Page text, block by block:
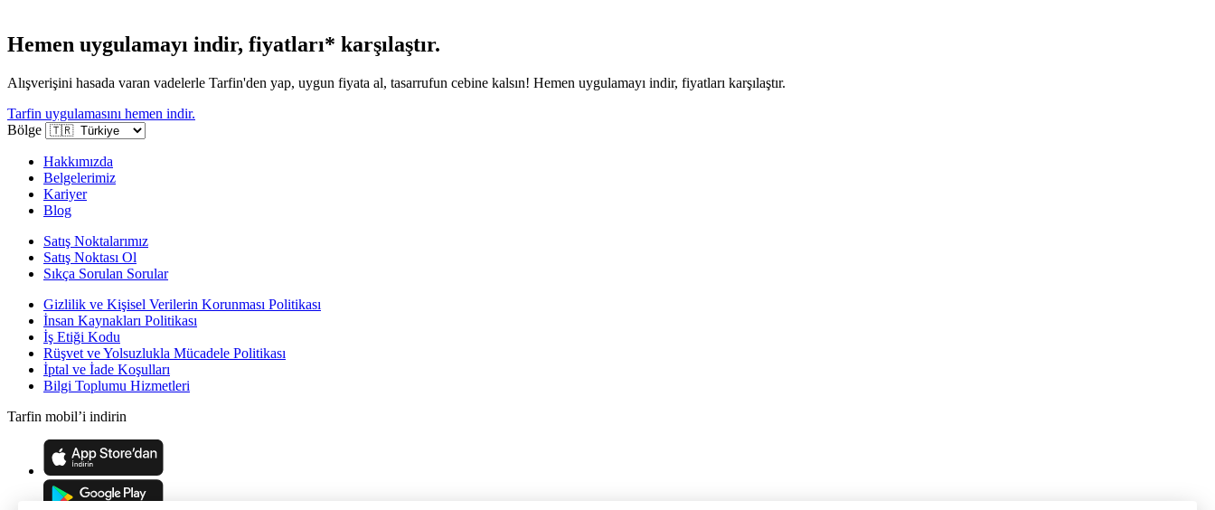
Hemen uygulamayı indir, fiyatları* karşılaştır.
Alışverişini hasada varan vadelerle Tarfin'den yap, uygun fiyata al, tasarrufun cebine kalsın! Hemen uygulamayı indir, fiyatları karşılaştır.
Tarfin uygulamasını hemen indir.
Bölge
Hakkımızda
Belgelerimiz
Kariyer
Blog
Satış Noktalarımız
Satış Noktası Ol
Sıkça Sorulan Sorular
Gizlilik ve Kişisel Verilerin Korunması Politikası
İnsan Kaynakları Politikası
İş Etiği Kodu
Rüşvet ve Yolsuzlukla Mücadele Politikası
İptal ve İade Koşulları
Bilgi Toplumu Hizmetleri
Tarfin mobil’i indirin